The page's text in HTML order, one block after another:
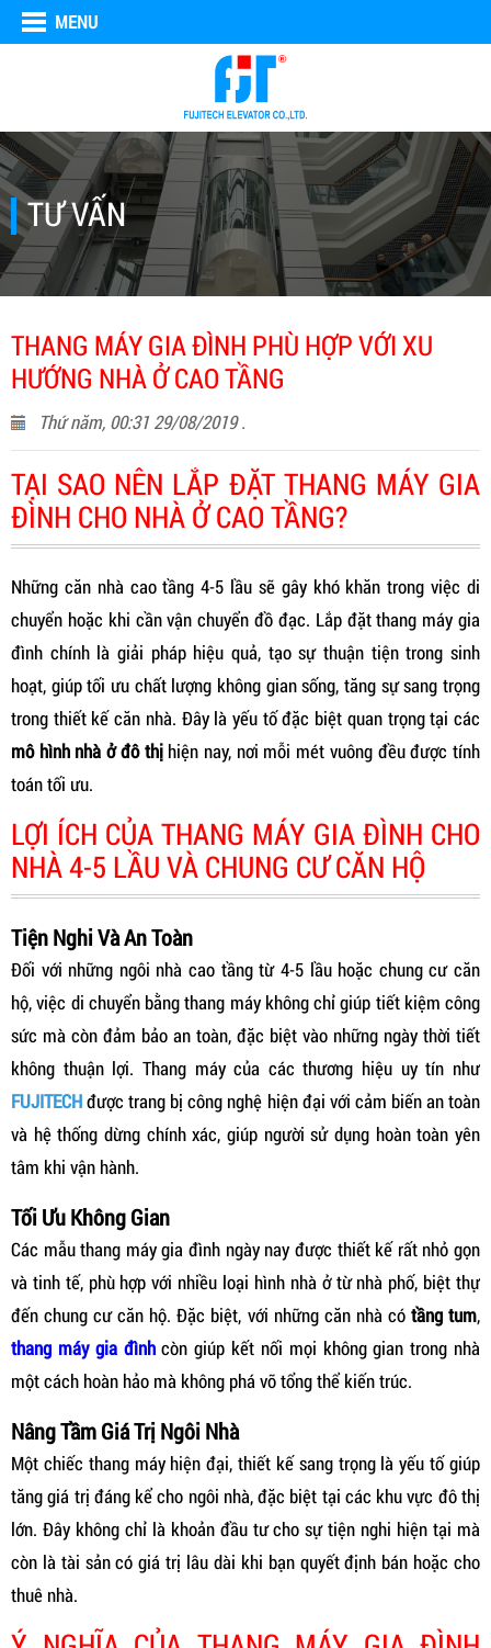
MENU
TƯ VẤN
THANG MÁY GIA ĐÌNH PHÙ HỢP VỚI XU
HƯỚNG NHÀ Ở CAO TẦNG
Thứ năm, 00:31 29/08/2019 .
TẠI SAO NÊN LẮP ĐẶT THANG MÁY GIA
ĐÌNH CHO NHÀ Ở CAO TẦNG?
Những căn nhà cao tầng 4-5 lầu sẽ gây khó khăn trong việc di
chuyển hoặc khi cần vận chuyển đồ đạc. Lắp đặt thang máy gia
đình chính là giải pháp hiệu quả, tạo sự thuận tiện trong sinh
hoạt, giúp tối ưu chất lượng không gian sống, tăng sự sang trọng
trong thiết kế căn nhà. Đây là yếu tố đặc biệt quan trọng tại các
mô hình nhà ở đô thịhiện nay, nơi mỗi mét vuông đều được tính
toán tối ưu.
LỢI ÍCH CỦA THANG MÁY GIA ĐÌNH CHO
NHÀ 4-5 LẦU VÀ CHUNG CƯ CĂN HỘ
Tiện Nghi Và An Toàn
Đối với những ngôi nhà cao tầng từ 4-5 lầu hoặc chung cư căn
hộ, việc di chuyển bằng thang máy không chỉ giúp tiết kiệm công
sức mà còn đảm bảo an toàn, đặc biệt vào những ngày thời tiết
không thuận lợi. Thang máy của các thương hiệu uy tín như
FUJITECHđược trang bị công nghệ hiện đại với cảm biến an toàn
và hệ thống dừng chính xác, giúp người sử dụng hoàn toàn yên
tâm khi vận hành.
Tối Ưu Không Gian
Các mẫu thang máy gia đình ngày nay được thiết kế rất nhỏ gọn
và tinh tế, phù hợp với nhiều loại hình nhà ở từ nhà phố, biệt thự
đến chung cư căn hộ. Đặc biệt, với những căn nhà có tầng tum,
thang máy gia đìnhcòn giúp kết nối mọi không gian trong nhà
một cách hoàn hảo mà không phá vỡ tổng thể kiến trúc.
Nâng Tầm Giá Trị Ngôi Nhà
Một chiếc thang máy hiện đại, thiết kế sang trọng là yếu tố giúp
tăng giá trị đáng kể cho ngôi nhà, đặc biệt tại các khu vực đô thị
lớn. Đây không chỉ là khoản đầu tư cho sự tiện nghi hiện tại mà
còn là tài sản có giá trị lâu dài khi bạn quyết định bán hoặc cho
thuê nhà.